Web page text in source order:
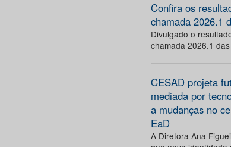
Confira os
chamada 2026.1
Divulgado o
chamada 2026.1
CESAD projeta
mediada por
a mudanças no
EaD
A Diretora Ana